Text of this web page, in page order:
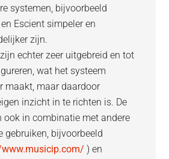
systemen, bijvoorbeeld
Escient simpeler en
zijn.
echter zeer uitgebreid en tot
wat het systeem
maakt, maar daardoor
inzicht in te richten is. De
ook in combinatie met andere
gebruiken, bijvoorbeeld
) en